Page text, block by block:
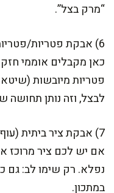
“מרק בצל”.
6) אבקת פטריות/פטריות מיובשות טחונות + בצל
כאן מקבלים אוממי חזק
פטריות מיובשות
לבצל, וזה נותן תחושה
7) אבקת ציר ביתית (עוף/ירקות) + בצל
אם יש לכם ציר מרוכז
נפלא. רק שימו לב: גם
במתכון.